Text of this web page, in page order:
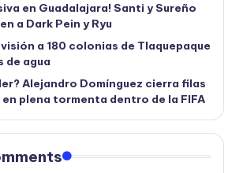
en Guadalajara! Santi y Sureño
a Dark Pein y Ryu
a 180 colonias de Tlaquepaque
de agua
Alejandro Domínguez cierra filas
plena tormenta dentro de la FIFA